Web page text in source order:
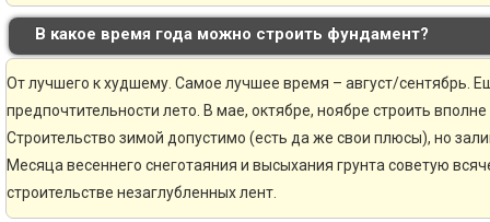
В какое время года можно строить фундамент?
От лучшего к худшему. Самое лучшее время – август/сентябрь.
предпочтительности лето. В мае, октябре, ноябре строить
Строительство зимой допустимо (есть да же свои плюсы), но
Месяца весеннего снеготаяния и высыхания грунта советую
строительстве незаглубленных лент.